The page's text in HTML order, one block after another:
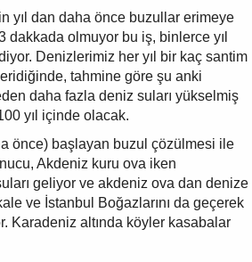
yıl dan daha önce buzullar erimeye
dakkada olmuyor bu iş, binlerce yıl
Denizlerimiz her yıl bir kaç santim
tahmine göre şu anki
daha fazla deniz suları yükselmiş
yıl içinde olacak.
önce) başlayan buzul çözülmesi ile
Akdeniz kuru ova iken
geliyor ve akdeniz ova dan denize
ve İstanbul Boğazlarını da geçerek
Karadeniz altında köyler kasabalar